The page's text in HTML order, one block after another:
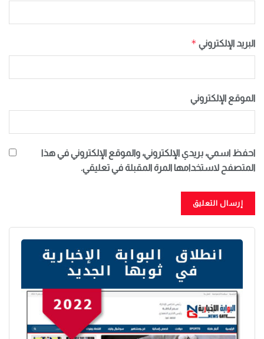
البريد الإلكتروني *
الموقع الإلكتروني
احفظ اسمي، بريدي الإلكتروني، والموقع الإلكتروني في هذا
المتصفح لاستخدامها المرة المقبلة في تعليقي.